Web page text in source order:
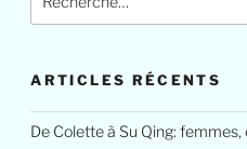
pour
ARTICLES RÉCENTS
De Colette à Su Qing: